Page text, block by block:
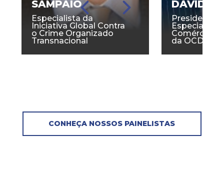
SAMPAIO
Especialista da
Iniciativa Global Contra
o Crime Organizado
Transnacional
DAVID
Presidente
Comércio
da OCDE
CONHEÇA NOSSOS PAINELISTAS